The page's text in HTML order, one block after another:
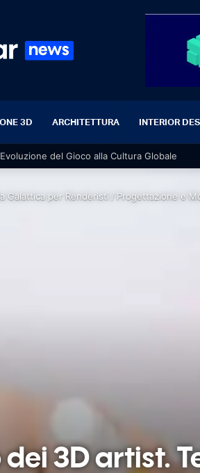
3D ARCHITETTURA INTERIOR
del Gioco alla Cultura Globale
Galattica per Renderisti /Progettazione e
dei 3D artist.